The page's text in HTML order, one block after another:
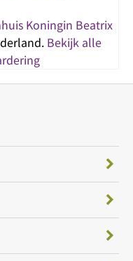
Koningin Beatrix
Bekijk alle